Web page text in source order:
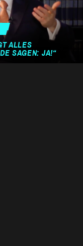
ALLES
SAGEN: JA!“